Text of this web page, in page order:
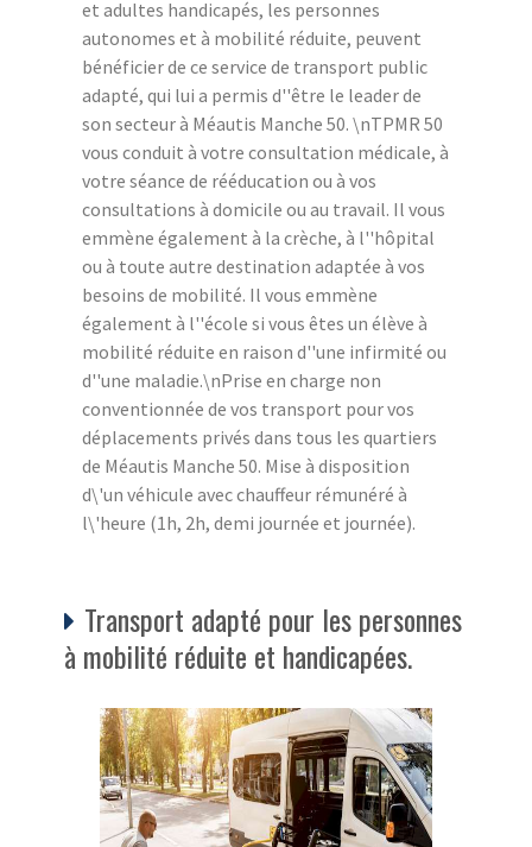
et adultes handicapés, les personnes
autonomes et à mobilité réduite, peuvent
bénéficier de ce service de transport public
adapté, qui lui a permis d''être le leader de
son secteur à Méautis Manche 50. \nTPMR 50
vous conduit à votre consultation médicale, à
votre séance de rééducation ou à vos
consultations à domicile ou au travail. Il vous
emmène également à la crèche, à l''hôpital
ou à toute autre destination adaptée à vos
besoins de mobilité. Il vous emmène
également à l''école si vous êtes un élève à
mobilité réduite en raison d''une infirmité ou
d''une maladie.\nPrise en charge non
conventionnée de vos transport pour vos
déplacements privés dans tous les quartiers
de Méautis Manche 50. Mise à disposition
d\'un véhicule avec chauffeur rémunéré à
l\'heure (1h, 2h, demi journée et journée).
Transport adapté pour les personnes
à mobilité réduite et handicapées.